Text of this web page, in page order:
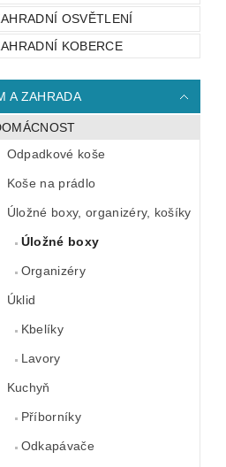
OSVĚTLENÍ
KOBERCE
A ZAHRADA
Odpadkové koše
Koše na prádlo
Úložné boxy, organizéry, košíky
Úložné boxy
Organizéry
Úklid
Kbelíky
Lavory
Kuchyň
Příborníky
Odkapávače